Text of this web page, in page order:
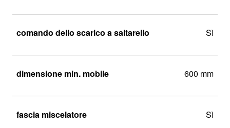
comando dello scarico a saltarello Sì
dimensione min. mobile 600 mm
fascia miscelatore Sì